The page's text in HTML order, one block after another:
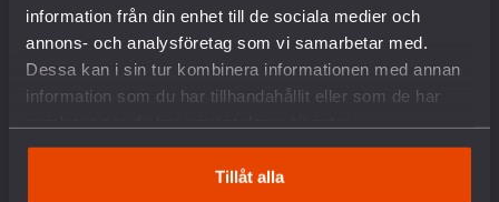
information från din enhet till de sociala medier och
annons- och analysföretag som vi samarbetar med.
Dessa kan i sin tur kombinera informationen med annan
information som du har tillhandahållit eller som de har
Tillåt alla
VAD VI GÖR
Arbete mot vapenexport
Nedrustning